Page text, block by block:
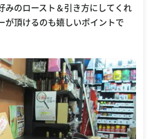
みのロースト＆引き方にしてくれ
が頂けるのも嬉しいポイントで